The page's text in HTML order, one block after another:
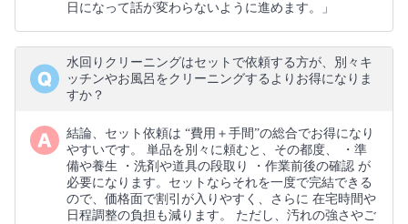
日になって話が変わらないように進めます。」
水回りクリーニングはセットで依頼する方が、別々キ
ッチンやお風呂をクリーニングするよりお得になりま
すか？
結論、セット依頼は “費用＋手間”の総合でお得になり
やすいです。 単品を別々に頼むと、その都度、 ・準
備や養生 ・洗剤や道具の段取り ・作業前後の確認 が
必要になります。セットならそれを一度で完結できる
ので、価格面で割引が入りやすく、さらに 在宅時間や
日程調整の負担も減ります。 ただし、汚れの強さやご